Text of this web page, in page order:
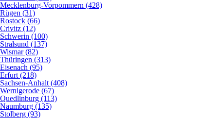
Mecklenburg-Vorpommern (428)
Rügen (31)
Rostock (66)
Crivitz (12)
Schwerin (100)
Stralsund (137)
Wismar (82)
Thüringen (313)
Eisenach (95)
Erfurt (218)
Sachsen-Anhalt (408)
Wernigerode (67)
Quedlinburg (113)
Naumburg (135)
Stolberg (93)